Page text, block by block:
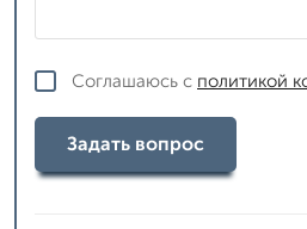
Соглашаюсь с политикой
Задать вопрос